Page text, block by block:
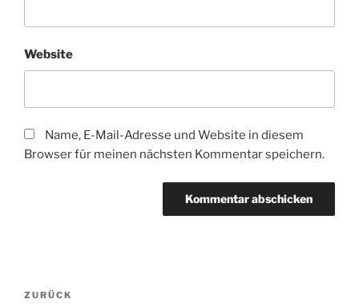
Website
Name, E-Mail-Adresse und Website in diesem
Browser für meinen nächsten Kommentar speichern.
Beitragsnavigation
Vorheriger
ZURÜCK